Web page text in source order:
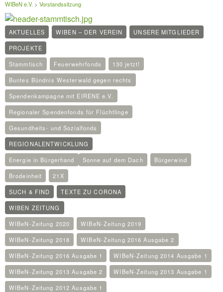
WIBeN e.V. > Vorstandssitzung
AKTUELLES WIBEN – DER VEREIN
UNSERE MITGLIEDER
PROJEKTE
Stammtisch
Feuerwehrfonds
130 jetzt!
Buntes Bündnis Westerwald gegen rechts
Spendenkampagne mit EIRENE e.V.
Regionaler Spendenfonds für Flüchtlinge
Gesundheits- und Sozialfonds
REGIONALENTWICKLUNG
Energie in Bürgerhand
Sonne auf dem Dach
Bürgerwind
Brodeinheit
21X
SUCH & FIND
TEXTE ZU CORONA
WIBEN ZEITUNG
WIBeN-Zeitung 2020
WIBeN-Zeitung 2019
WIBeN-Zeitung 2018
WIBeN-Zeitung 2016 Ausgabe 2
WIBeN-Zeitung 2016 Ausgabe 1
WIBeN-Zeitung 2014 Ausgabe 1
WIBeN-Zeitung 2013 Ausgabe 2
WIBeN-Zeitung 2013 Ausgabe 1
WIBeN-Zeitung 2012 Ausgabe 1